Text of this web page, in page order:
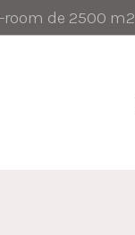
de 2500 m2